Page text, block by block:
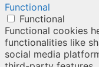
Functional
Functional
Functional cookies
functionalities like
social media